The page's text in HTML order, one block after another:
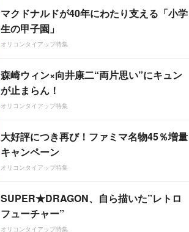
マクドナルドが40年にわたり支える「小学
生の甲子園」
オリコンタイアップ特集
森崎ウィン×向井康二“両片思い”にキュン
が止まらん！
オリコンタイアップ特集
大好評につき再び！ファミマ名物45％増量
キャンペーン
オリコンタイアップ特集
SUPER★DRAGON、自ら描いた”レトロ
フューチャー”
オリコンタイアップ特集